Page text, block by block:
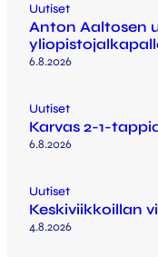
Uutiset
Anton Aaltosen
6.8.2026
Uutiset
Karvas 2-1-
6.8.2026
Uutiset
Keskiviikkoillan
4.8.2026